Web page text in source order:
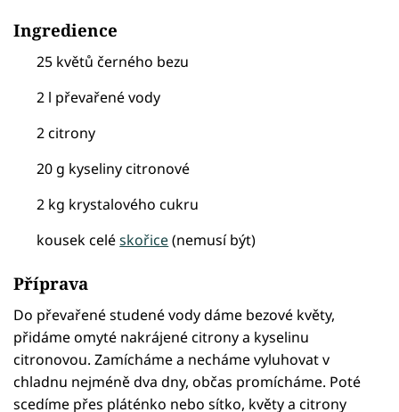
Ingredience
25 květů černého bezu
2 l převařené vody
2 citrony
20 g kyseliny citronové
2 kg krystalového cukru
kousek celéskořice(nemusí být)
Příprava
Do převařené studené vody dáme bezové květy,
přidáme omyté nakrájené citrony a kyselinu
citronovou. Zamícháme a necháme vyluhovat v
chladnu nejméně dva dny, občas promícháme. Poté
scedíme přes pláténko nebo sítko, květy a citrony